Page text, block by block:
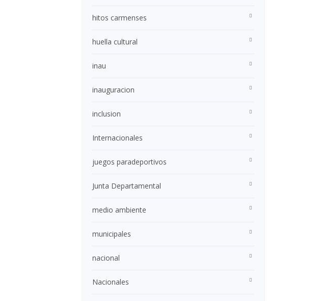
hitos carmenses
huella cultural
inau
inauguracion
inclusion
Internacionales
juegos paradeportivos
Junta Departamental
medio ambiente
municipales
nacional
Nacionales